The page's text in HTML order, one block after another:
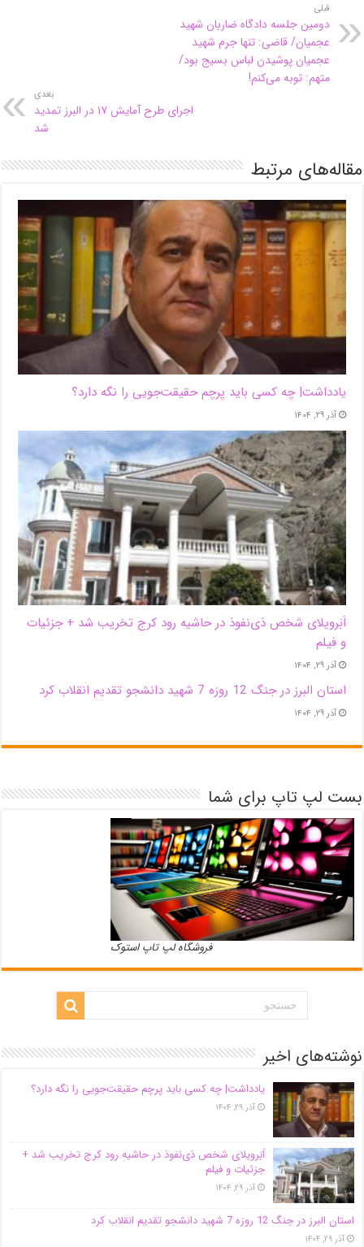
قبلی
دومین جلسه دادگاه ضاربان شهید
عجمیان‌/ قاضی: تنها جرم شهید
عجمیان پوشیدن لباس بسیج بود/
متهم: توبه می‌کنم!
بعدی
اجرای طرح آمایش ۱۷ در البرز تمدید
شد
مقاله‌های مرتبط
یادداشت| ‌چه کسی باید پرچم حقیقت‌جویی را نگه دارد؟
آذر ۲۹, ۱۴۰۴
اَبَر‌ویلای شخص ذی‌نفوذ در حاشیه‌ رود کرج تخریب شد + جزئیات
و فیلم
آذر ۲۹, ۱۴۰۴
استان البرز در جنگ 12 روزه 7 شهید دانشجو تقدیم انقلاب کرد
آذر ۲۹, ۱۴۰۴
بست لپ تاپ برای شما
فروشگاه لپ تاپ استوک
نوشته‌های اخیر
یادداشت| ‌چه کسی باید پرچم حقیقت‌جویی را نگه دارد؟
آذر ۲۹, ۱۴۰۴
اَبَر‌ویلای شخص ذی‌نفوذ در حاشیه‌ رود کرج تخریب شد +
جزئیات و فیلم
آذر ۲۹, ۱۴۰۴
استان البرز در جنگ 12 روزه 7 شهید دانشجو تقدیم انقلاب کرد
آذر ۲۹, ۱۴۰۴